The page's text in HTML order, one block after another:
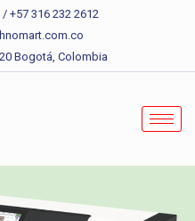
+57 316 232 2612
Bogotá, Colombia